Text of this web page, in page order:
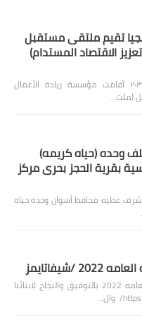
تقيم ملتقى مستقبل
الاقتصاد المستدام)
✍️ سهيلة محي على نهج رؤية مصر ٢٠٣٠ أقامت مؤسسة ريادة الأعمال
وحده (حياه كريمه)
بقرية الحجز بحرى مركز
عطيه محافظ أسوان وحده حياه
/شيفاتايمز
ل معرفة نتيجة الثانويه العامه 2022 بالتوفيق والنجاح لابنائنا